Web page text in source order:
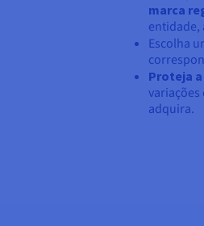
marca
entidade,
Escolha
Proteja
variações
adquira.